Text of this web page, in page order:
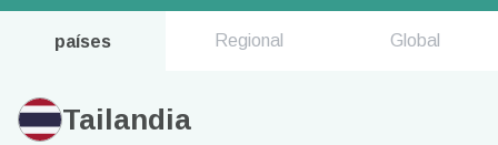
países Regional Global
Tailandia